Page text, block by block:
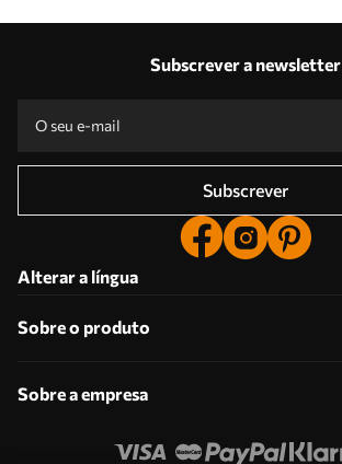
Subscrever a newsletter
Subscrever
Alterar a língua
Sobre o produto
Sobre a empresa